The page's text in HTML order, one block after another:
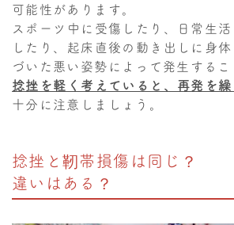
可能性があります。
スポーツ中に受傷したり、日常生
したり、起床直後の動き出しに身
づいた悪い姿勢によって発生するこ
捻挫を軽く考えていると、再発を
十分に注意しましょう。
捻挫と靭帯損傷は同じ？
違いはある？